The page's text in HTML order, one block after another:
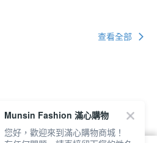
查看全部
Munsin Fashion 滿心購物
您好，歡迎來到滿心購物商城！